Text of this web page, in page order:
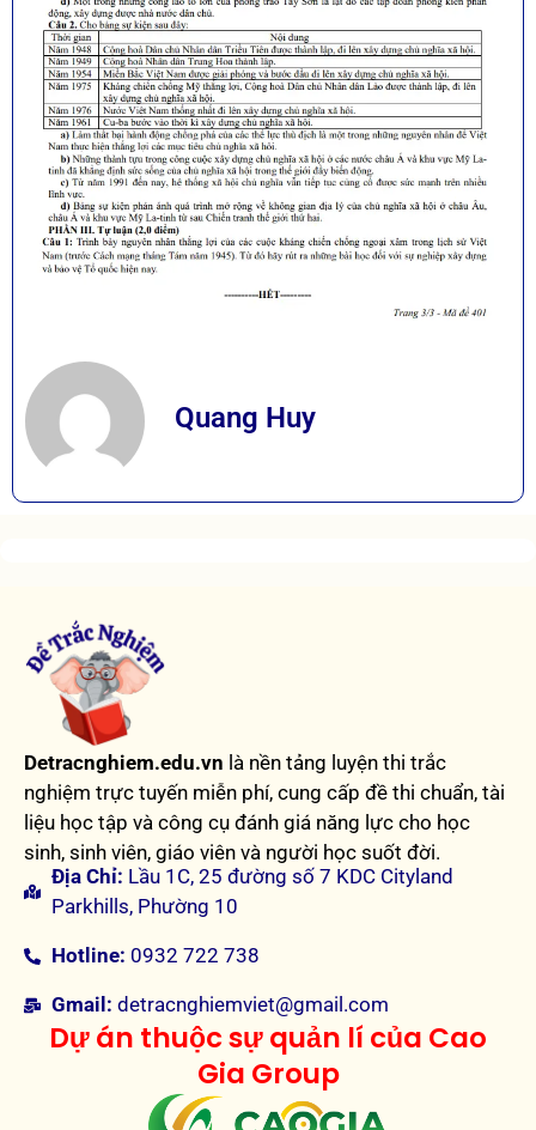
Quang Huy
Detracnghiem.edu.vn là nền tảng luyện thi trắc
nghiệm trực tuyến miễn phí, cung cấp đề thi chuẩn, tài
liệu học tập và công cụ đánh giá năng lực cho học
sinh, sinh viên, giáo viên và người học suốt đời.
Địa Chỉ: Lầu 1C, 25 đường số 7 KDC Cityland
Parkhills, Phường 10
Hotline: 0932 722 738
Gmail: detracnghiemviet@gmail.com
Dự án thuộc sự quản lí của Cao
Gia Group